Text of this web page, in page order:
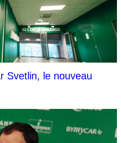
Svetlin, le nouveau